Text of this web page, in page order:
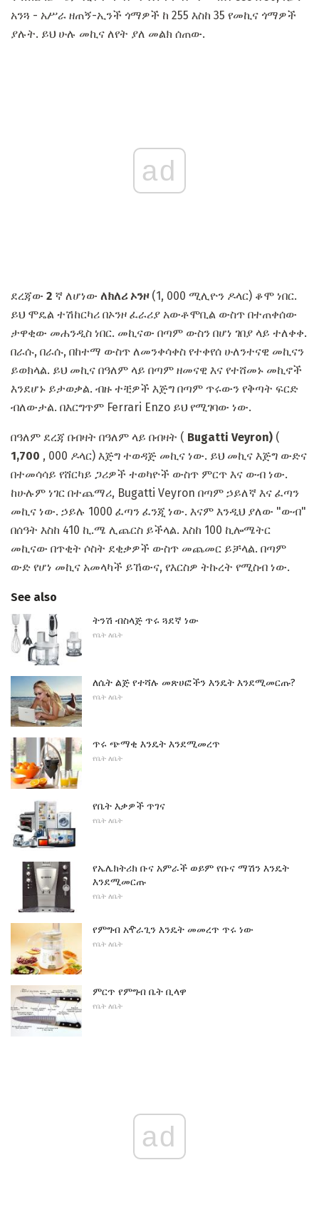
አንጓ - አሥራ ዘጠኝ-ኢንች ጎማዎች ከ 255 እስከ 35 የመኪና ጎማዎች
ያሉት. ይህ ሁሉ መኪና ለየት ያለ መልክ ሰጠው.
ad
ደረጃው 2 ኛ ለሆነው ለክለሪ ኦንዞ(1, 000 ሚሊዮን ዶላር) ቆሞ ነበር.
ይህ ሞዴል ተሽከርካሪ በኦንዞ ፈራሪያ አውቶሞቢል ውስጥ በተጠቀሰው
ታዋቂው መሐንዲስ ነበር. መኪናው በጣም ውስን በሆነ ገበያ ላይ ተለቀቀ.
በራሱ, በራሱ, በከተማ ውስጥ ለመንቀሳቀስ የተቀየሰ ሁለንተናዊ መኪናን
ይወክላል. ይህ መኪና በዓለም ላይ በጣም ዘመናዊ እና የተሸመኑ መኪኖች
እንደሆኑ ይታወቃል. ብዙ ተቺዎች እጅግ በጣም ጥሩውን የቅጣት ፍርድ
ብለውታል. በእርግጥም Ferrari Enzo ይህ የሚገባው ነው.
በዓለም ደረጃ በብዛት በዓለም ላይ በብዛት ( Bugatti Veyron) (
1,700 , 000 ዶላር) እጅግ ተወዳጅ መኪና ነው. ይህ መኪና እጅግ ውድና
በተመሳሳይ የሸርካይ ጋሪዎች ተወካዮች ውስጥ ምርጥ እና ውብ ነው.
ከሁሉም ነገር በተጨማሪ, Bugatti Veyron በጣም ኃይለኛ እና ፈጣን
መኪና ነው. ኃይሉ 1000 ፈጣን ፈንጂ ነው. እናም እንዲህ ያለው "ውብ"
በሰዓት እስከ 410 ኪ.ሜ ሊጨርስ ይችላል. እስከ 100 ኪሎሜትር
መኪናው በጥቂት ሶስት ደቂቃዎች ውስጥ መጨመር ይቻላል. በጣም
ውድ የሆነ መኪና አመላካች ይኸውና, የእርስዎ ትኩረት የሚስብ ነው.
See also
ትንሽ ብስላጅ ጥሩ ጓደኛ ነው
የቤት ለቤት
ለሴት ልጅ የተሻሉ መጽሀፎችን እንዴት እንደሚመርጡ?
የቤት ለቤት
ጥሩ ጭማቂ እንዴት እንደሚመረጥ
የቤት ለቤት
የቤት እቃዎች ጥገና
የቤት ለቤት
የኤሌክትሪክ ቡና አምራች ወይም የቡና ማሽን እንዴት
እንደሚመርጡ
የቤት ለቤት
የምግብ አዯራጊን እንዴት መመረጥ ጥሩ ነው
የቤት ለቤት
ምርጥ የምግብ ቤት ቢላዋ
የቤት ለቤት
ad